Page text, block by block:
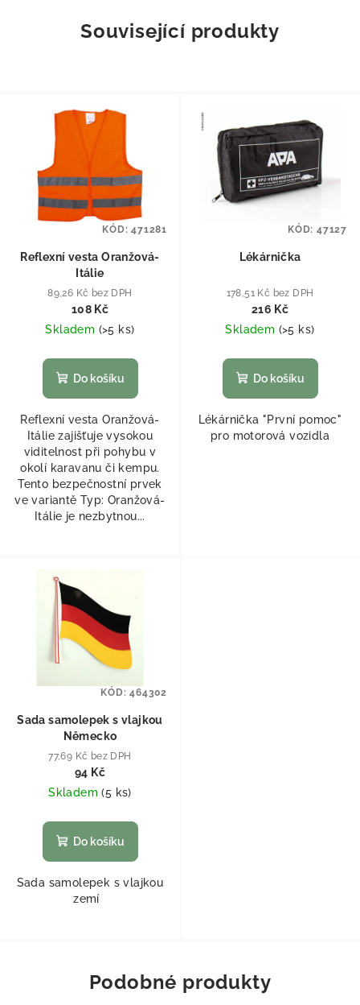
Související produkty
Reflexní vesta Oranžová-
Itálie
89,26 Kč bez DPH
108 Kč
Skladem (>5 ks)
Do košíku
Reflexní vesta Oranžová-
Itálie zajišťuje vysokou
viditelnost při pohybu v
okolí karavanu či kempu.
Tento bezpečnostní prvek
ve variantě Typ: Oranžová-
Itálie je nezbytnou...
KÓD:471281
Lékárnička
178,51 Kč bez DPH
216 Kč
Skladem (>5 ks)
Do košíku
Lékárnička "První pomoc"
pro motorová vozidla
KÓD: 47127
Sada samolepek s vlajkou
Německo
77,69 Kč bez DPH
94 Kč
Skladem(5 ks)
Do košíku
Sada samolepek s vlajkou
zemí
KÓD:464302
Podobné produkty